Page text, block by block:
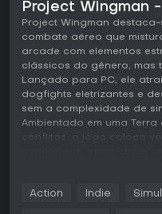
Project Wingman
Project Wingman
combate aéreo que
arcade com elementos
clássicos do gênero, mas
Lançado para PC, ele
dogfights eletrizantes e
sem a complexidade de
Ambientado em uma
conflitos, o jogo coloca
gelados a campos
quanto a quem busca
Action Indie